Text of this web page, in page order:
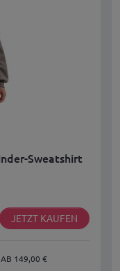
Sweatshirt
JETZT KAUFEN
AB 149,00 €